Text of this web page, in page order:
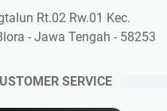
Rt.02 Rw.01 Kec.
- Jawa Tengah - 58253
SERVICE